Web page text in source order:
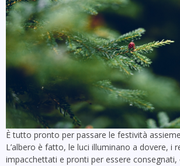
È tutto pronto per passare le festività
L’albero è fatto, le luci illuminano a dovere, i
impacchettati e pronti per essere consegnati,